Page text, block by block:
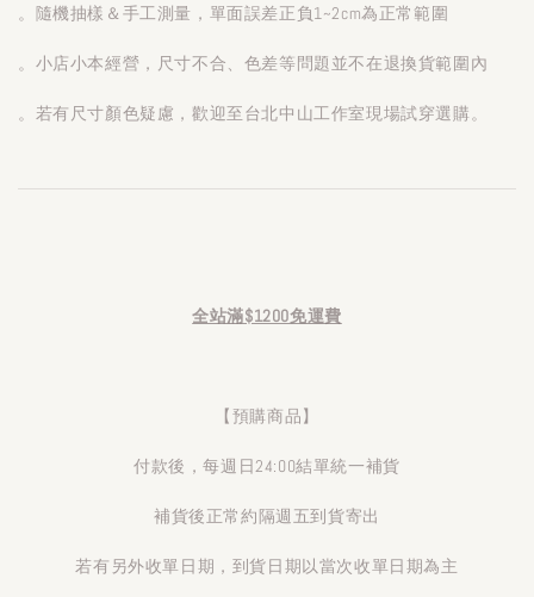
。隨機抽樣＆手工測量，單面誤差正負1~2cm為正常範圍
。小店小本經營，尺寸不合、色差等問題並不在退換貨範圍內
。若有尺寸顏色疑慮，歡迎至台北中山工作室現場試穿選購。
全站滿$1200免運費
【預購商品】
付款後，每週日24:00結單統一補貨
補貨後正常約隔週五到貨寄出
若有另外收單日期，到貨日期以當次收單日期為主